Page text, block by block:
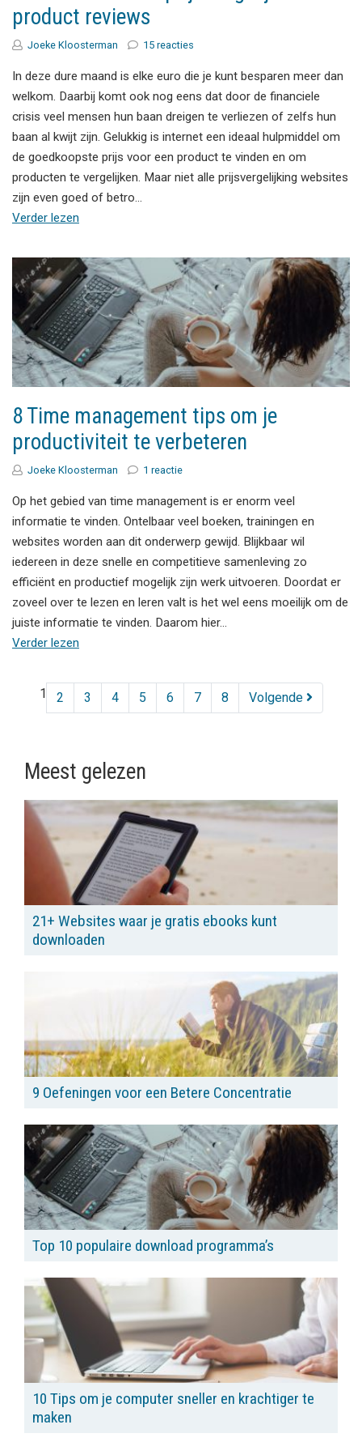
product reviews
Joeke Kloosterman 15 reacties
In deze dure maand is elke euro die je kunt besparen meer dan
welkom. Daarbij komt ook nog eens dat door de financiele
crisis veel mensen hun baan dreigen te verliezen of zelfs hun
baan al kwijt zijn. Gelukkig is internet een ideaal hulpmiddel om
de goedkoopste prijs voor een product te vinden en om
producten te vergelijken. Maar niet alle prijsvergelijking websites
zijn even goed of betro…
Verder lezen
8 Time management tips om je
productiviteit te verbeteren
Joeke Kloosterman 1 reactie
Op het gebied van time management is er enorm veel
informatie te vinden. Ontelbaar veel boeken, trainingen en
websites worden aan dit onderwerp gewijd. Blijkbaar wil
iedereen in deze snelle en competitieve samenleving zo
efficiënt en productief mogelijk zijn werk uitvoeren. Doordat er
zoveel over te lezen en leren valt is het wel eens moeilijk om de
juiste informatie te vinden. Daarom hier…
Verder lezen
1 2 3 4 5 6 7 8 Volgende
Meest gelezen
21+ Websites waar je gratis ebooks kunt
downloaden
9 Oefeningen voor een Betere Concentratie
Top 10 populaire download programma’s
10 Tips om je computer sneller en krachtiger te
maken